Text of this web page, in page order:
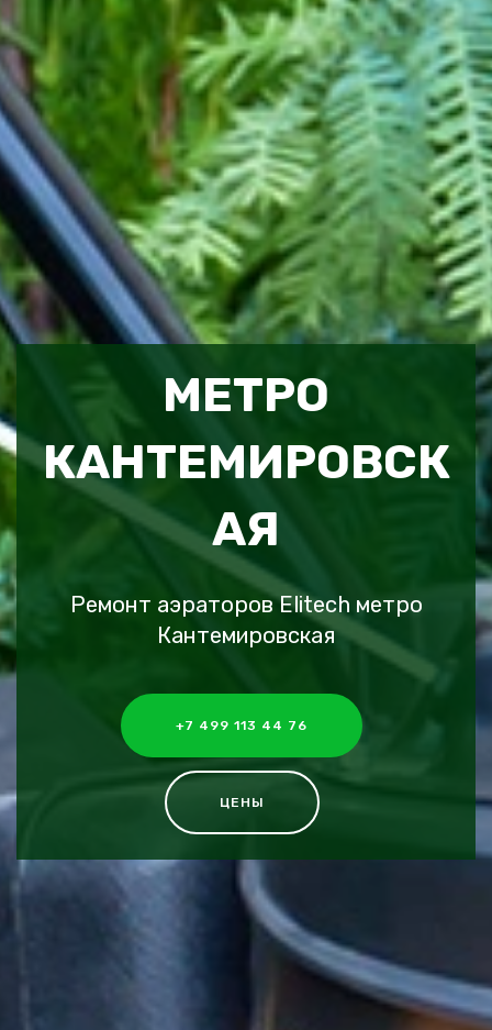
МЕТРО
КАНТЕМИРОВСК
АЯ
Ремонт аэраторов Elitech метро
Кантемировская
+7 499 113 44 76
ЦЕНЫ